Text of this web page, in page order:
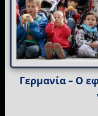
Γερμανία – Ο